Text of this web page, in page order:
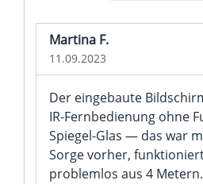
Martina F.
11.09.2023
Der eingebaute
IR-Fernbedienung ohne
Spiegel-Glas — das war
Sorge vorher,
problemlos aus 4 Metern.